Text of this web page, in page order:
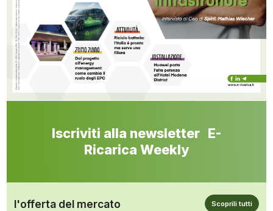
Iscriviti alla newsletter E-
Ricarica Weekly
l'offerta del mercato Scoprili tutti